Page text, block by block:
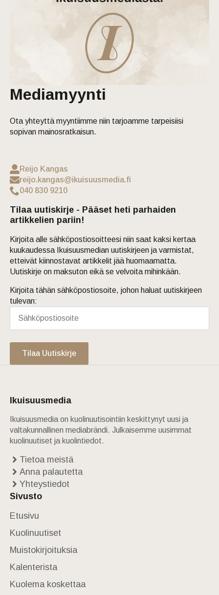
Mediamyynti
Ota yhteyttä myyntiimme niin tarjoamme tarpeisiisi
sopivan mainosratkaisun.
Reijo Kangas
reijo.kangas@ikuisuusmedia.fi
040 830 9210
Tilaa uutiskirje - Pääset heti parhaiden
artikkelien pariin!
Kirjoita alle sähköpostiosoitteesi niin saat kaksi kertaa
kuukaudessa Ikuisuusmedian uutiskirjeen ja varmistat,
etteivät kiinnostavat artikkelit jää huomaamatta.
Uutiskirje on maksuton eikä se velvoita mihinkään.
Kirjoita tähän sähköpostiosoite, johon haluat uutiskirjeen
tulevan:
Tilaa Uutiskirje
Ikuisuusmedia
Ikuisuusmedia on kuolinuutisointiin keskittynyt uusi ja
valtakunnallinen mediabrändi. Julkaisemme uusimmat
kuolinuutiset ja kuolintiedot.
Tietoa meistä
Anna palautetta
Yhteystiedot
Sivusto
Etusivu
Kuolinuutiset
Muistokirjoituksia
Kalenterista
Kuolema koskettaa